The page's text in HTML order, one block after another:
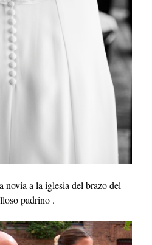
novia a la iglesia del brazo del
padrino .